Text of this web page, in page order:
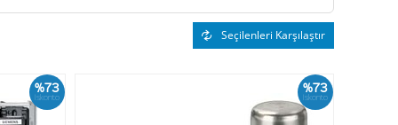
Seçilenleri Karşılaştır
%73
İskonto
%73
İskonto